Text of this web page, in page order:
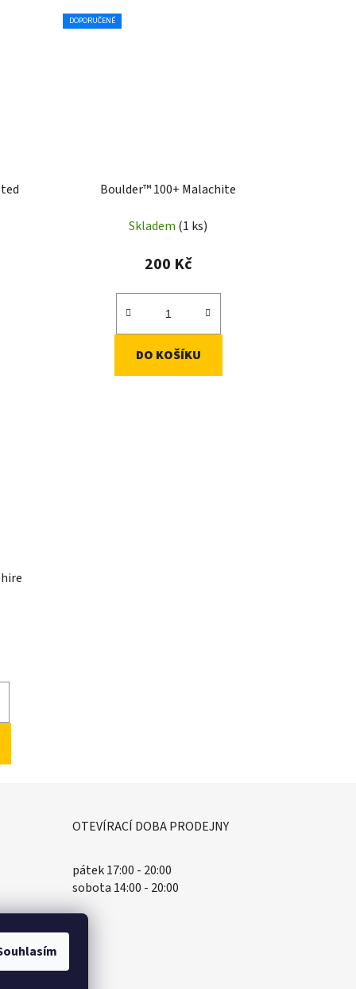
DOPORUČENÉ
Boulder™ 100+ Malachite
Skladem (1 ks)
200 Kč
DO KOŠÍKU
OTEVÍRACÍ DOBA PRODEJNY
pátek 17:00 - 20:00
sobota 14:00 - 20:00